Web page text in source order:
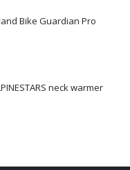
Bike Guardian Pro
neck warmer